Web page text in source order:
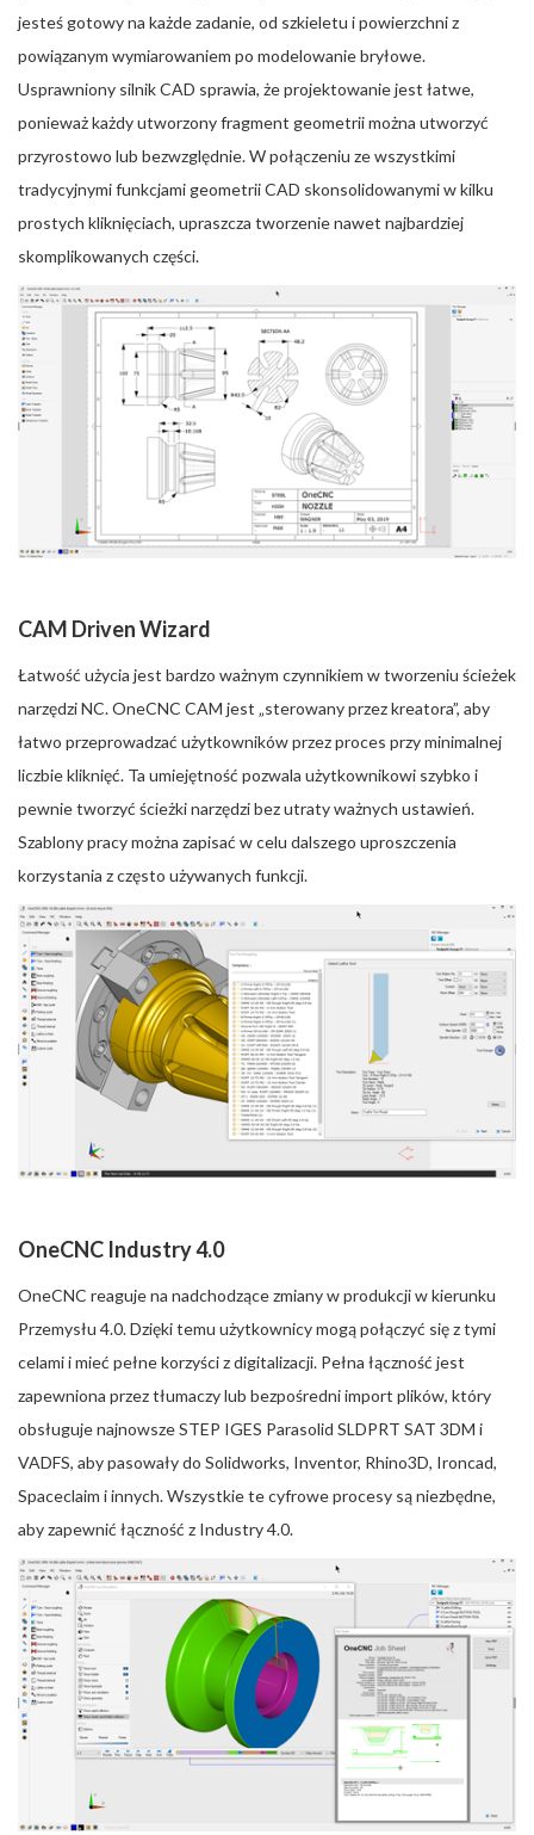
jesteś gotowy na każde zadanie, od szkieletu i powierzchni z
powiązanym wymiarowaniem po modelowanie bryłowe.
Usprawniony silnik CAD sprawia, że projektowanie jest łatwe,
ponieważ każdy utworzony fragment geometrii można utworzyć
przyrostowo lub bezwzględnie. W połączeniu ze wszystkimi
tradycyjnymi funkcjami geometrii CAD skonsolidowanymi w kilku
prostych kliknięciach, upraszcza tworzenie nawet najbardziej
skomplikowanych części.
CAM Driven Wizard
Łatwość użycia jest bardzo ważnym czynnikiem w tworzeniu ścieżek
narzędzi NC. OneCNC CAM jest „sterowany przez kreatora”, aby
łatwo przeprowadzać użytkowników przez proces przy minimalnej
liczbie kliknięć. Ta umiejętność pozwala użytkownikowi szybko i
pewnie tworzyć ścieżki narzędzi bez utraty ważnych ustawień.
Szablony pracy można zapisać w celu dalszego uproszczenia
korzystania z często używanych funkcji.
OneCNC Industry 4.0
OneCNC reaguje na nadchodzące zmiany w produkcji w kierunku
Przemysłu 4.0. Dzięki temu użytkownicy mogą połączyć się z tymi
celami i mieć pełne korzyści z digitalizacji. Pełna łączność jest
zapewniona przez tłumaczy lub bezpośredni import plików, który
obsługuje najnowsze STEP IGES Parasolid SLDPRT SAT 3DM i
VADFS, aby pasowały do Solidworks, Inventor, Rhino3D, Ironcad,
Spaceclaim i innych. Wszystkie te cyfrowe procesy są niezbędne,
aby zapewnić łączność z Industry 4.0.